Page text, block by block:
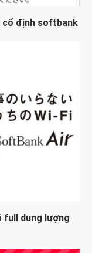
cố định softbank
full dung lượng